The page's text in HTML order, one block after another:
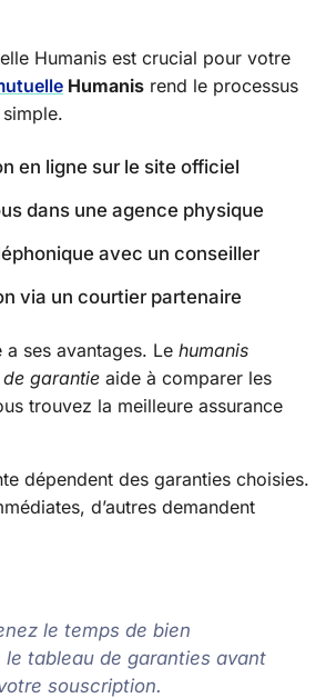
Humanis est crucial pour votre
Humanis rend le processus
simple.
en ligne sur le site officiel
dans une agence physique
avec un conseiller
via un courtier partenaire
a ses avantages. Le humanis
garantie aide à comparer les
trouvez la meilleure assurance
dépendent des garanties choisies.
d’autres demandent
le temps de bien
le tableau de garanties avant
souscription.